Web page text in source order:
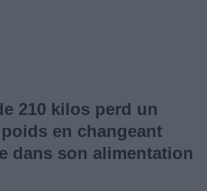
210 kilos perd un
en changeant
dans son alimentation